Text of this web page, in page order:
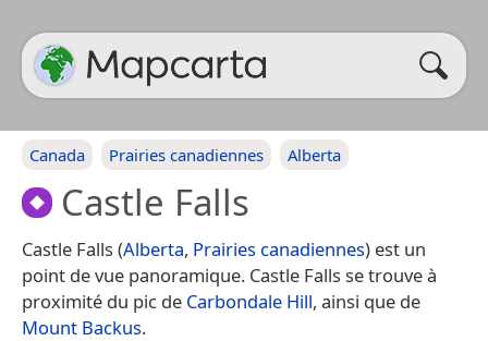
Canada Prairies canadiennes Alberta
Castle Falls
Castle Falls (Alberta, Prairies canadiennes) est un
point de vue panoramique. Castle Falls se trouve à
proximité du pic de Carbondale Hill, ainsi que de
Mount Backus.